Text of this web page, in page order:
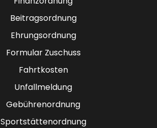
Beitragsordnung
Ehrungsordnung
Formular Zuschuss
Fahrtkosten
Unfallmeldung
Gebührenordnung
Sportstättenordnung